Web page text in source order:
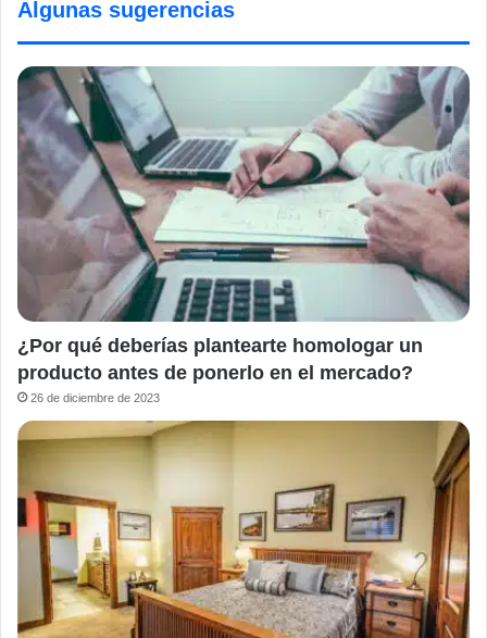
Algunas sugerencias
¿Por qué deberías plantearte homologar un
producto antes de ponerlo en el mercado?
26 de diciembre de 2023